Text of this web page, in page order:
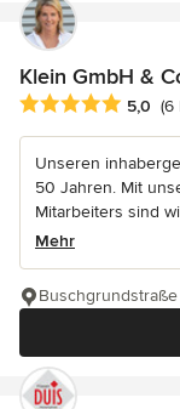
Klein GmbH &
Durchschnittliche
5,0 (6
Unseren
50 Jahren. Mit
Mitarbeiters sind
Mehr